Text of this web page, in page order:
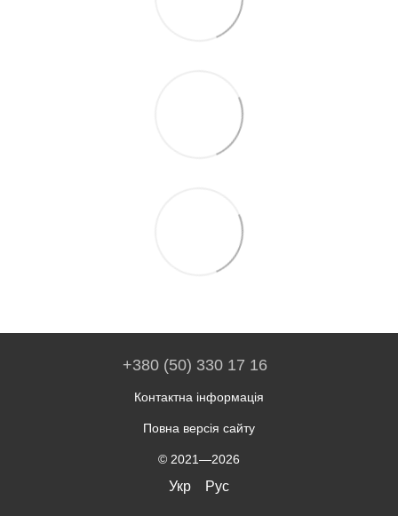
+380 (50) 330 17 16
Контактна інформація
Повна версія сайту
© 2021—2026
Укр Рус